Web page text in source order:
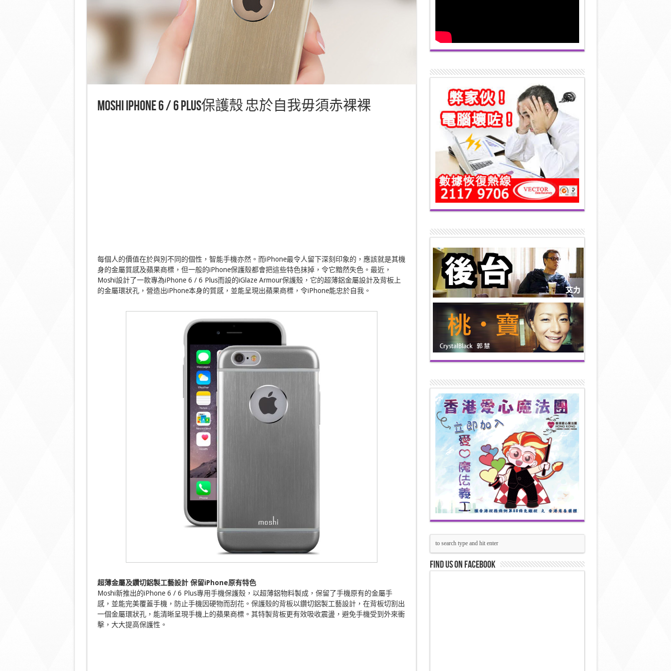
Moshi iPhone 6 / 6 Plus保護殼 忠於自我毋須赤裸裸
每個人的價值在於與別不同的個性，智能手機亦然。而iPhone最令人留下深刻印象的，應該就是其機
身的金屬質感及蘋果商標，但一般的iPhone保護殼都會把這些特色抹掉，令它黯然失色。最近，
Moshi設計了一款專為iPhone 6 / 6 Plus而設的iGlaze Armour保護殼，它的超薄鋁金屬設計及背板上
的金屬環狀孔，營造出iPhone本身的質感，並能呈現出蘋果商標，令iPhone能忠於自我。
超薄金屬及鑽切鋁製工藝設計 保留iPhone原有特色
Moshi新推出的iPhone 6 / 6 Plus專用手機保護殼，以超薄鋁物料製成，保留了手機原有的金屬手
感，並能完美覆蓋手機，防止手機因硬物而刮花。保護殼的背板以鑽切鋁製工藝設計，在背板切割出
一個金屬環狀孔，能清晰呈現手機上的蘋果商標。其特製背板更有效吸收震盪，避免手機受到外來衝
擊，大大提高保護性。
Find us on Facebook